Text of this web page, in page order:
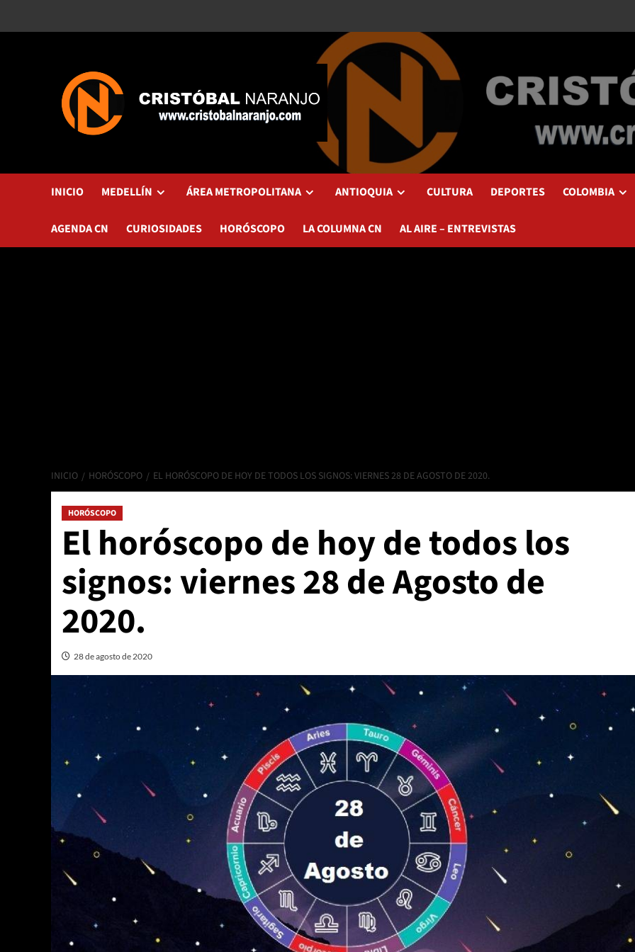
INICIO MEDELLÍN ÁREA METROPOLITANA ANTIOQUIA CULTURA DEPORTES COLOMBIA
AGENDA CN CURIOSIDADES HORÓSCOPO LA COLUMNA CN AL AIRE – ENTREVISTAS
INICIO HORÓSCOPO EL HORÓSCOPO DE HOY DE TODOS LOS SIGNOS: VIERNES 28 DE AGOSTO DE 2020.
HORÓSCOPO
El horóscopo de hoy de todos los
signos: viernes 28 de Agosto de
2020.
28 de agosto de 2020